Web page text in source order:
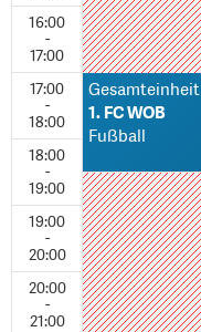
16:00
-
17:00
17:00
-
18:00
18:00
-
19:00
19:00
-
20:00
20:00
-
21:00
Gesamteinheit
1. FC WOB
Fußball